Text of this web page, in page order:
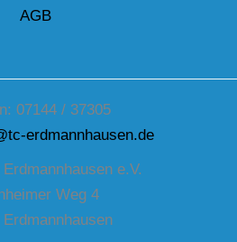
AGB
07144 / 37305
erdmannhausen.de
e.V.
Weg 4
Erdmannhausen